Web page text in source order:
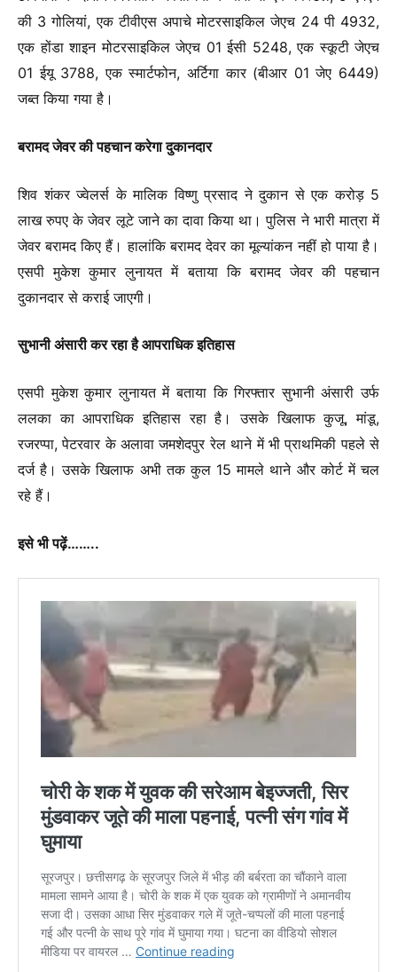
की 3 गोलियां, एक टीवीएस अपाचे मोटरसाइकिल जेएच 24 पी 4932,
एक होंडा शाइन मोटरसाइकिल जेएच 01 ईसी 5248, एक स्कूटी जेएच
01 ईयू 3788, एक स्मार्टफोन, अर्टिगा कार (बीआर 01 जेए 6449)
जब्त किया गया है।
बरामद जेवर की पहचान करेगा दुकानदार
शिव शंकर ज्वेलर्स के मालिक विष्णु प्रसाद ने दुकान से एक करोड़ 5
लाख रुपए के जेवर लूटे जाने का दावा किया था। पुलिस ने भारी मात्रा में
जेवर बरामद किए हैं। हालांकि बरामद देवर का मूल्यांकन नहीं हो पाया है।
एसपी मुकेश कुमार लुनायत में बताया कि बरामद जेवर की पहचान
दुकानदार से कराई जाएगी।
सुभानी अंसारी कर रहा है आपराधिक इतिहास
एसपी मुकेश कुमार लुनायत में बताया कि गिरफ्तार सुभानी अंसारी उर्फ
ललका का आपराधिक इतिहास रहा है। उसके खिलाफ कुजू, मांडू,
रजरप्पा, पेटरवार के अलावा जमशेदपुर रेल थाने में भी प्राथमिकी पहले से
दर्ज है। उसके खिलाफ अभी तक कुल 15 मामले थाने और कोर्ट में चल
रहे हैं।
इसे भी पढ़ें……..